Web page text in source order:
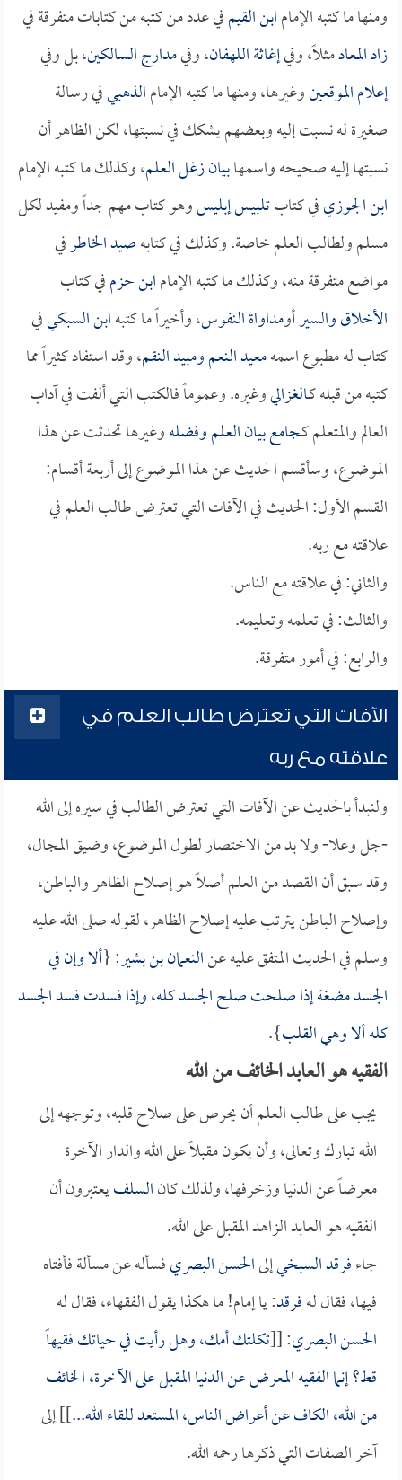
ومنها ما كتبه الإمامابن القيمفي عدد من كتبه من كتابات متفرقة في
زاد المعادمثلاً، وفيإغاثة اللهفان، وفيمدارج السالكين، بل وفي
إعلام الموقعينوغيرها، ومنها ما كتبه الإمامالذهبيفي رسالة
صغيرة له نسبت إليه وبعضهم يشكك في نسبتها، لكن الظاهر أن
نسبتها إليه صحيحه واسمهابيان زغل العلم، وكذلك ما كتبه الإمام
ابن الجوزيفي كتابتلبيس إبليسوهو كتاب مهم جداً ومفيد لكل
مسلم ولطالب العلم خاصة. وكذلك في كتابهصيد الخاطرفي
مواضع متفرقة منه، وكذلك ما كتبه الإمامابن حزمفي كتاب
الأخلاق والسيرأومداواة النفوس، وأخيراً ما كتبهابن السبكيفي
كتاب له مطبوع اسمهمعيد النعم ومبيد النقم، وقد استفاد كثيراً مما
كتبه من قبله كـالغزاليوغيره. وعموماً فالكتب التي ألفت في آداب
العالم والمتعلم كـجامع بيان العلم وفضلهوغيرها تحدثت عن هذا
الموضوع، وسأقسم الحديث عن هذا الموضوع إلى أربعة أقسام:
القسم الأول: الحديث في الآفات التي تعترض طالب العلم في
علاقته مع ربه.
والثاني: في علاقته مع الناس.
والثالث: في تعلمه وتعليمه.
والرابع: في أمور متفرقة.
الآفات التي تعترض طالب العلم في
علاقته مع ربه
ولنبدأ بالحديث عن الآفات التي تعترض الطالب في سيره إلى الله
-جل وعلا- ولا بد من الاختصار لطول الموضوع، وضيق المجال،
وقد سبق أن القصد من العلم أصلاً هو إصلاح الظاهر والباطن،
وإصلاح الباطن يترتب عليه إصلاح الظاهر، لقوله صلى الله عليه
وسلم في الحديث المتفق عليه عنالنعمان بن بشير: {ألا وإن في
الجسد مضغة إذا صلحت صلح الجسد كله، وإذا فسدت فسد الجسد
كله ألا وهي القلب}.
الفقيه هو العابد الخائف من الله
يجب على طالب العلم أن يحرص على صلاح قلبه، وتوجهه إلى
الله تبارك وتعالى، وأن يكون مقبلاً على الله والدار الآخرة
معرضاً عن الدنيا وزخرفها، ولذلك كانالسلفيعتبرون أن
الفقيه هو العابد الزاهد المقبل على الله.
جاءفرقد السبخيإلىالحسن البصريفسأله عن مسألة فأفتاه
فيها، فقال لهفرقد: يا إمام! ما هكذا يقول الفقهاء، فقال له
الحسن البصري: [[ثكلتك أمك، وهل رأيت في حياتك فقيهاً
قط؟ إنما الفقيه المعرض عن الدنيا المقبل على الآخرة، الخائف
من الله، الكاف عن أعراض الناس، المستعد للقاء الله...]] إلى
آخر الصفات التي ذكرها رحمه الله.